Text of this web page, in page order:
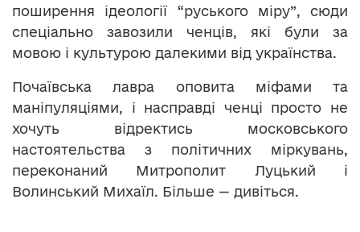
поширення ідеології “руського міру”, сюди
спеціально завозили ченців, які були за
мовою і культурою далекими від українства.
Почаївська лавра оповита міфами та
маніпуляціями, і насправді ченці просто не
хочуть відректись московського
настоятельства з політичних міркувань,
переконаний Митрополит Луцький і
Волинський Михаїл. Більше — дивіться.